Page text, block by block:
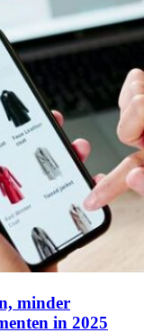
minder
in 2025